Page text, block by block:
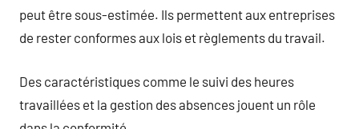
peut être sous-estimée. Ils permettent aux entreprises
de rester conformes aux lois et règlements du travail.
Des caractéristiques comme le suivi des heures
travaillées et la gestion des absences jouent un rôle